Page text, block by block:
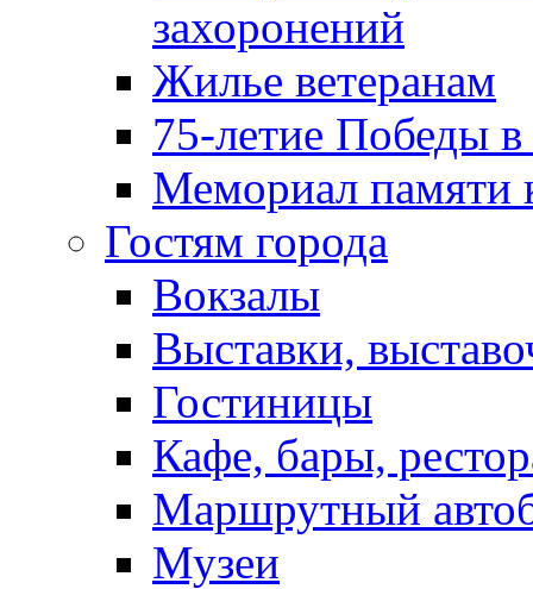
захоронений
Жилье ветеранам
75-летие Победы
Мемориал памяти
Гостям города
Вокзалы
Выставки,
Гостиницы
Кафе, бары,
Маршрутный
Музеи